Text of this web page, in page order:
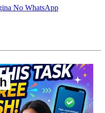
No WhatsApp